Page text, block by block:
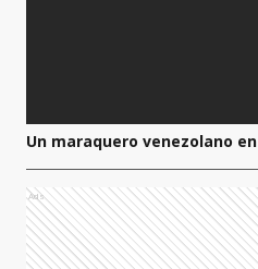
Un maraquero venezolano
Ads